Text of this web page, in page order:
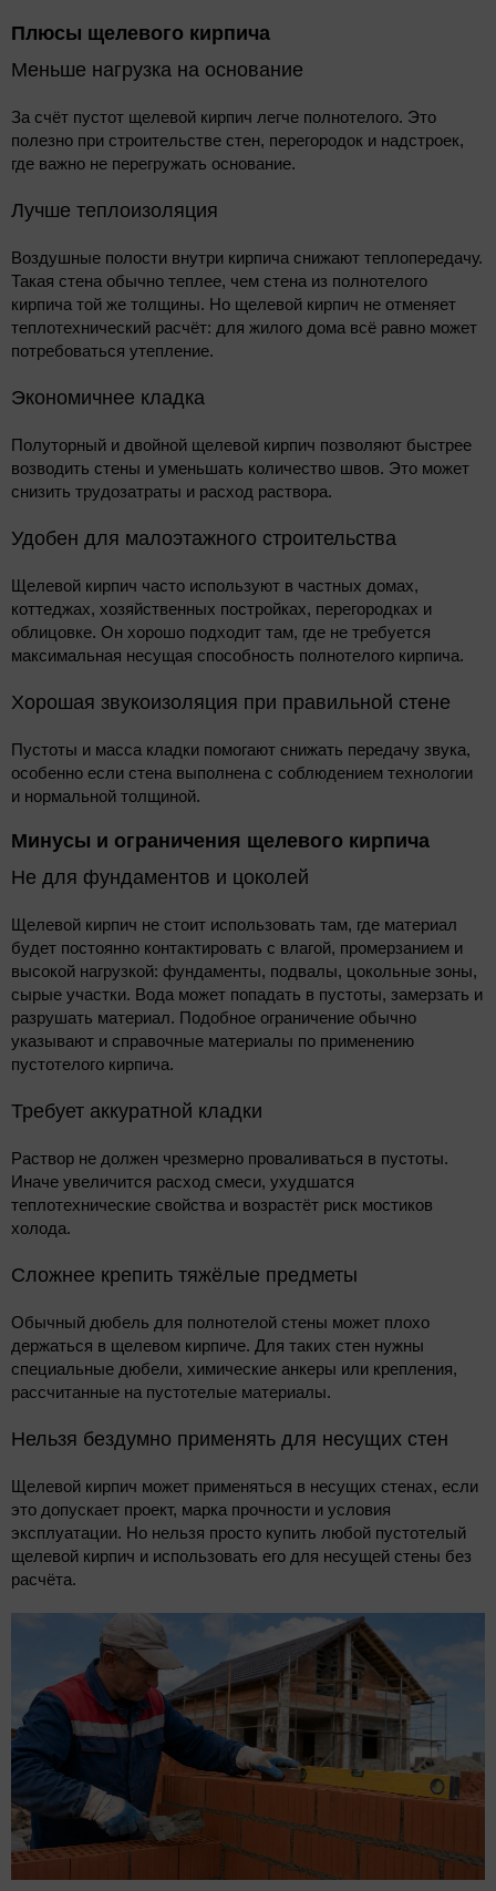
Плюсы щелевого кирпича
Меньше нагрузка на основание
За счёт пустот щелевой кирпич легче полнотелого. Это
полезно при строительстве стен, перегородок и надстроек,
где важно не перегружать основание.
Лучше теплоизоляция
Воздушные полости внутри кирпича снижают теплопередачу.
Такая стена обычно теплее, чем стена из полнотелого
кирпича той же толщины. Но щелевой кирпич не отменяет
теплотехнический расчёт: для жилого дома всё равно может
потребоваться утепление.
Экономичнее кладка
Полуторный и двойной щелевой кирпич позволяют быстрее
возводить стены и уменьшать количество швов. Это может
снизить трудозатраты и расход раствора.
Удобен для малоэтажного строительства
Щелевой кирпич часто используют в частных домах,
коттеджах, хозяйственных постройках, перегородках и
облицовке. Он хорошо подходит там, где не требуется
максимальная несущая способность полнотелого кирпича.
Хорошая звукоизоляция при правильной стене
Пустоты и масса кладки помогают снижать передачу звука,
особенно если стена выполнена с соблюдением технологии
и нормальной толщиной.
Минусы и ограничения щелевого кирпича
Не для фундаментов и цоколей
Щелевой кирпич не стоит использовать там, где материал
будет постоянно контактировать с влагой, промерзанием и
высокой нагрузкой: фундаменты, подвалы, цокольные зоны,
сырые участки. Вода может попадать в пустоты, замерзать и
разрушать материал. Подобное ограничение обычно
указывают и справочные материалы по применению
пустотелого кирпича.
Требует аккуратной кладки
Раствор не должен чрезмерно проваливаться в пустоты.
Иначе увеличится расход смеси, ухудшатся
теплотехнические свойства и возрастёт риск мостиков
холода.
Сложнее крепить тяжёлые предметы
Обычный дюбель для полнотелой стены может плохо
держаться в щелевом кирпиче. Для таких стен нужны
специальные дюбели, химические анкеры или крепления,
рассчитанные на пустотелые материалы.
Нельзя бездумно применять для несущих стен
Щелевой кирпич может применяться в несущих стенах, если
это допускает проект, марка прочности и условия
эксплуатации. Но нельзя просто купить любой пустотелый
щелевой кирпич и использовать его для несущей стены без
расчёта.